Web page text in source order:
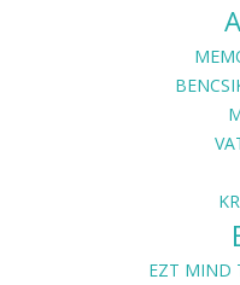
EZT MIND